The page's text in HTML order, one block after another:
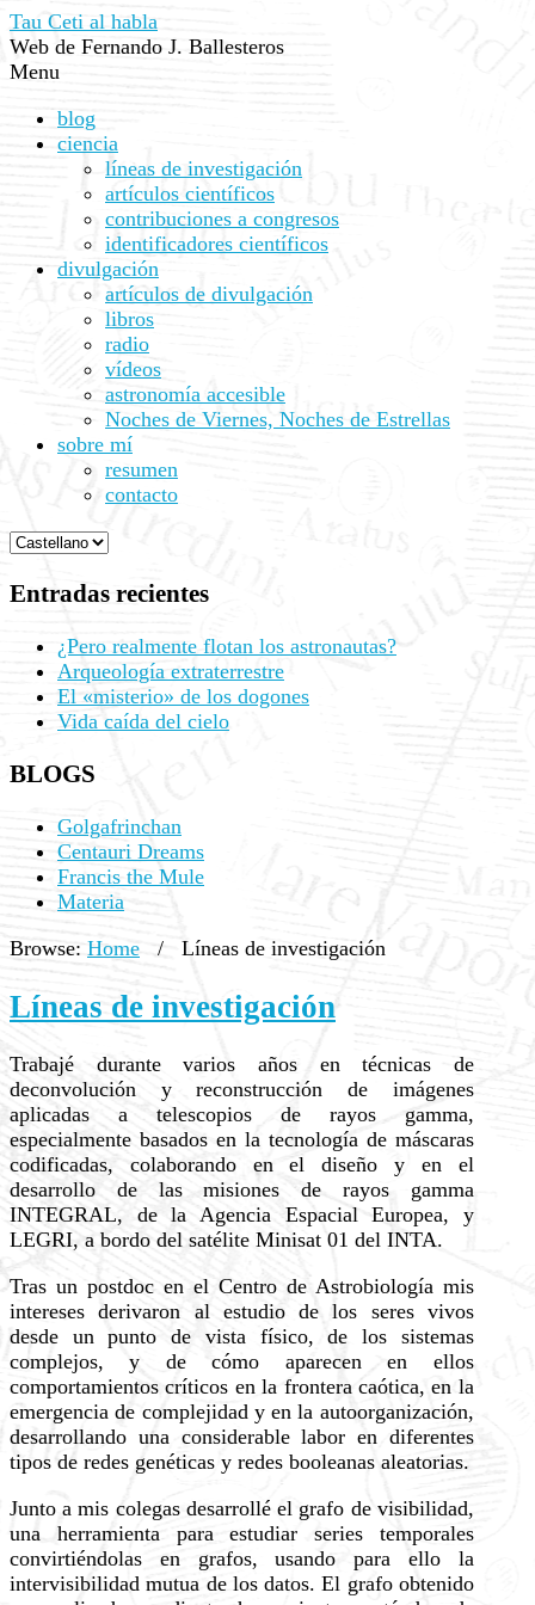
Tau Ceti al habla
Web de Fernando J. Ballesteros
Menu
blog
ciencia
líneas de investigación
artículos científicos
contribuciones a congresos
identificadores científicos
divulgación
artículos de divulgación
libros
radio
vídeos
astronomía accesible
Noches de Viernes, Noches de Estrellas
sobre mí
resumen
contacto
Entradas recientes
¿Pero realmente flotan los astronautas?
Arqueología extraterrestre
El «misterio» de los dogones
Vida caída del cielo
BLOGS
Golgafrinchan
Centauri Dreams
Francis the Mule
Materia
Browse: Home / Líneas de investigación
Líneas de investigación
Trabajé durante varios años en técnicas de
deconvolución y reconstrucción de imágenes
aplicadas a telescopios de rayos gamma,
especialmente basados en la tecnología de máscaras
codificadas, colaborando en el diseño y en el
desarrollo de las misiones de rayos gamma
INTEGRAL, de la Agencia Espacial Europea, y
LEGRI, a bordo del satélite Minisat 01 del INTA.
Tras un postdoc en el Centro de Astrobiología mis
intereses derivaron al estudio de los seres vivos
desde un punto de vista físico, de los sistemas
complejos, y de cómo aparecen en ellos
comportamientos críticos en la frontera caótica, en la
emergencia de complejidad y en la autoorganización,
desarrollando una considerable labor en diferentes
tipos de redes genéticas y redes booleanas aleatorias.
Junto a mis colegas desarrollé el grafo de visibilidad,
una herramienta para estudiar series temporales
convirtiéndolas en grafos, usando para ello la
intervisibilidad mutua de los datos. El grafo obtenido